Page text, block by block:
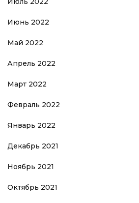
Июнь 2022
Май 2022
Апрель 2022
Март 2022
Февраль 2022
Январь 2022
Декабрь 2021
Ноябрь 2021
Октябрь 2021